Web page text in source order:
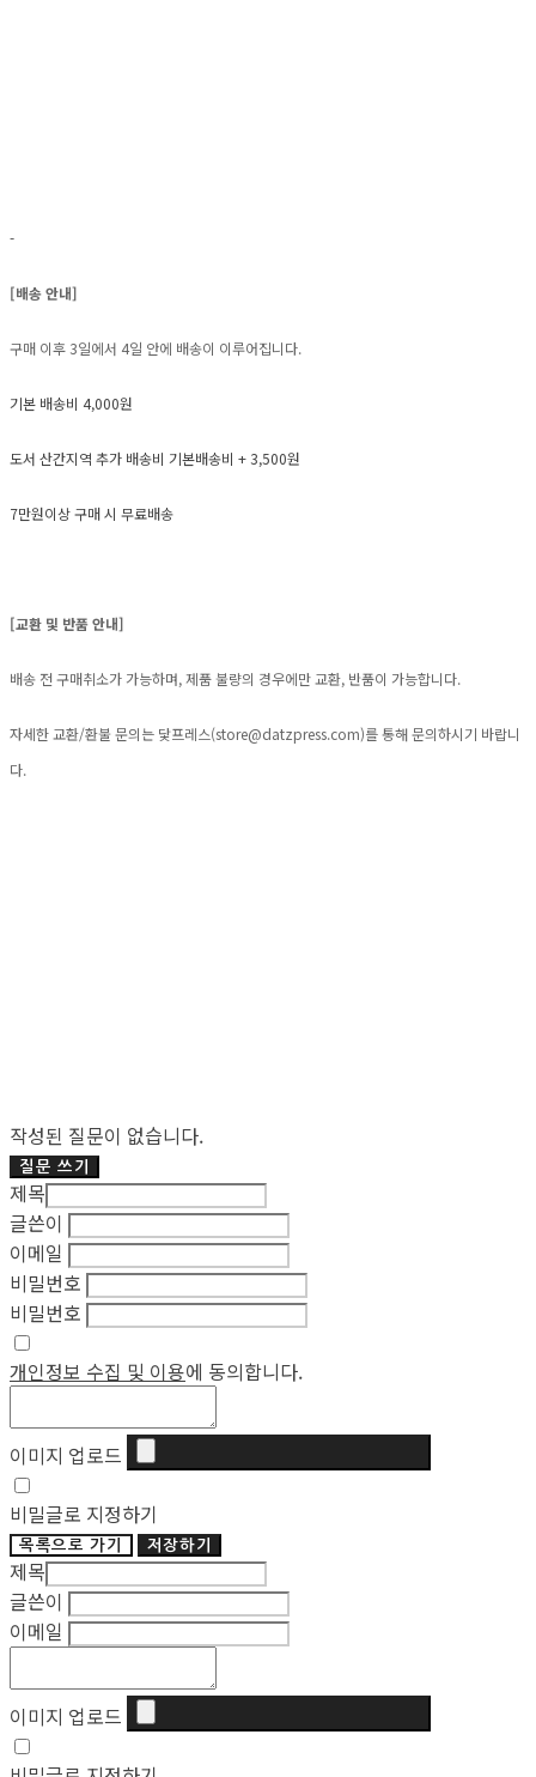
-
[배송 안내]
구매 이후 3일에서 4일 안에 배송이 이루어집니다.
기본 배송비 4,000원
도서 산간지역 추가 배송비 기본배송비 + 3,500원
7만원이상 구매 시 무료배송
[교환 및 반품 안내]
배송 전 구매취소가 가능하며, 제품 불량의 경우에만 교환, 반품이 가능합니다.
자세한 교환/환불 문의는 닻프레스(store@datzpress.com)를 통해 문의하시기 바랍니
다.
작성된 질문이 없습니다.
질문 쓰기
제목
글쓴이
이메일
비밀번호
비밀번호
개인정보 수집 및 이용에 동의합니다.
이미지 업로드
비밀글로 지정하기
목록으로 가기 저장하기
제목
글쓴이
이메일
이미지 업로드